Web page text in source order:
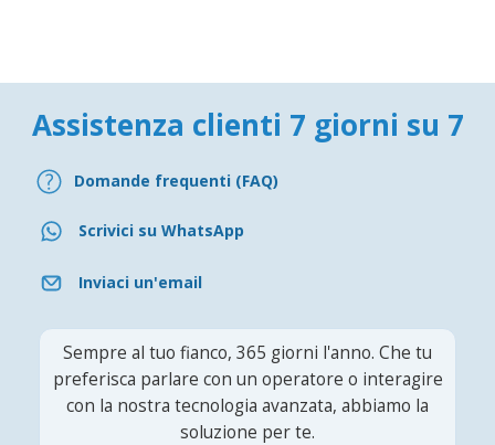
Assistenza clienti 7 giorni su 7
Domande frequenti (FAQ)
Scrivici su WhatsApp
Inviaci un'email
Sempre al tuo fianco, 365 giorni l'anno. Che tu
preferisca parlare con un operatore o interagire
con la nostra tecnologia avanzata, abbiamo la
soluzione per te.